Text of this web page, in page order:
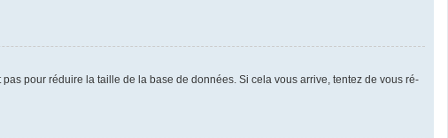
pour réduire la taille de la base de données. Si cela vous arrive, tentez de vous ré-